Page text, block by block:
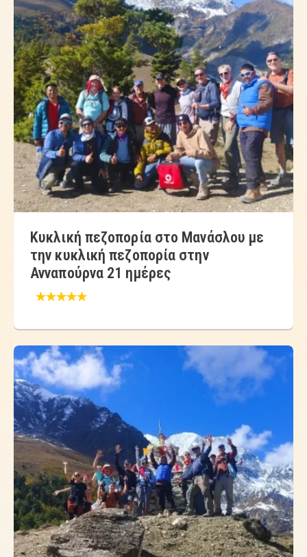
Κυκλική πεζοπορία στο Μανάσλου με
την κυκλική πεζοπορία στην
Ανναπούρνα 21 ημέρες